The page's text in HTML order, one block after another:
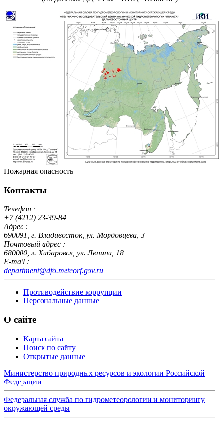
Пожарная опасность
Контакты
Телефон :
+7 (4212) 23-39-84
Адрес :
690091, г. Владивосток, ул. Мордовцева, 3
Почтовый адрес :
680000, г. Хабаровск, ул. Ленина, 18
E-mail :
department@dfo.meteorf.gov.ru
Противодействие коррупции
Персональные данные
О сайте
Карта сайта
Поиск по сайту
Открытые данные
Министерство природных ресурсов и экологии Российской
Федерации
Федеральная служба по гидрометеорологии и мониторингу
окружающей среды